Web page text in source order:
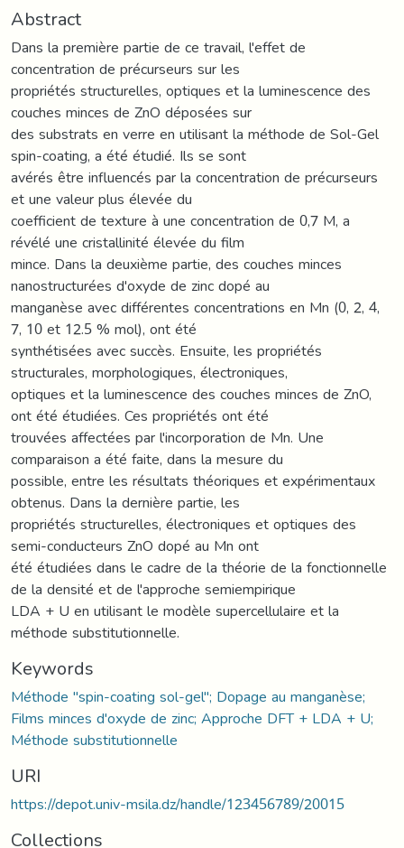
Abstract
Dans la première partie de ce travail, l'effet de
concentration de précurseurs sur les
propriétés structurelles, optiques et la luminescence des
couches minces de ZnO déposées sur
des substrats en verre en utilisant la méthode de Sol-Gel
spin-coating, a été étudié. Ils se sont
avérés être influencés par la concentration de précurseurs
et une valeur plus élevée du
coefficient de texture à une concentration de 0,7 M, a
révélé une cristallinité élevée du film
mince. Dans la deuxième partie, des couches minces
nanostructurées d'oxyde de zinc dopé au
manganèse avec différentes concentrations en Mn (0, 2, 4,
7, 10 et 12.5 % mol), ont été
synthétisées avec succès. Ensuite, les propriétés
structurales, morphologiques, électroniques,
optiques et la luminescence des couches minces de ZnO,
ont été étudiées. Ces propriétés ont été
trouvées affectées par l'incorporation de Mn. Une
comparaison a été faite, dans la mesure du
possible, entre les résultats théoriques et expérimentaux
obtenus. Dans la dernière partie, les
propriétés structurelles, électroniques et optiques des
semi-conducteurs ZnO dopé au Mn ont
été étudiées dans le cadre de la théorie de la fonctionnelle
de la densité et de l'approche semiempirique
LDA + U en utilisant le modèle supercellulaire et la
méthode substitutionnelle.
Keywords
Méthode "spin-coating sol-gel"; Dopage au manganèse;
Films minces d'oxyde de zinc; Approche DFT + LDA + U;
Méthode substitutionnelle
URI
https://depot.univ-msila.dz/handle/123456789/20015
Collections